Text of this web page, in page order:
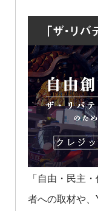
「自由・民主
者への取材や